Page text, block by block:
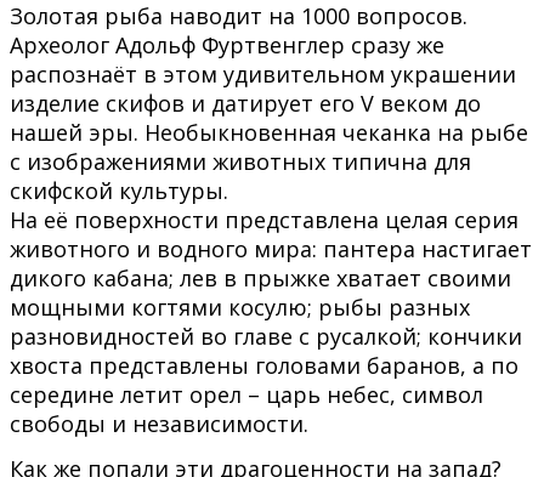
Золотая рыба наводит на 1000 вопросов.
Археолог Адольф Фуртвенглер сразу же
распознаёт в этом удивительном украшении
изделие скифов и датирует его V веком до
нашей эры. Необыкновенная чеканка на рыбе
с изображениями животных типична для
скифской культуры.
На её поверхности представлена целая серия
животного и водного мира: пантера настигает
дикого кабана; лев в прыжке хватает своими
мощными когтями косулю; рыбы разных
разновидностей во главе с русалкой; кончики
хвоста представлены головами баранов, а по
середине летит орел – царь небес, символ
свободы и независимости.
Как же попали эти драгоценности на запад?